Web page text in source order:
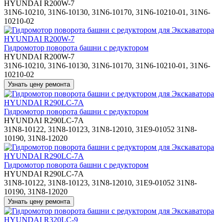
HYUNDAI R200W-7
31N6-10210, 31N6-10130, 31N6-10170, 31N6-10210-01, 31N6-
10210-02
Гидромотор поворота башни с редуктором
HYUNDAI R200W-7
31N6-10210, 31N6-10130, 31N6-10170, 31N6-10210-01, 31N6-
10210-02
Гидромотор поворота башни с редуктором
HYUNDAI R290LC-7A
31N8-10122, 31N8-10123, 31N8-12010, 31E9-01052 31N8-
10190, 31N8-12020
Гидромотор поворота башни с редуктором
HYUNDAI R290LC-7A
31N8-10122, 31N8-10123, 31N8-12010, 31E9-01052 31N8-
10190, 31N8-12020